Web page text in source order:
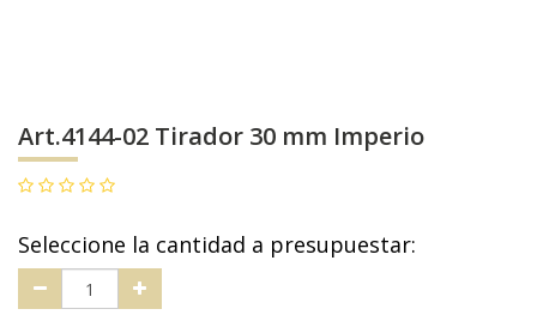
Art.4144-02 Tirador 30 mm Imperio
Seleccione la cantidad a presupuestar: